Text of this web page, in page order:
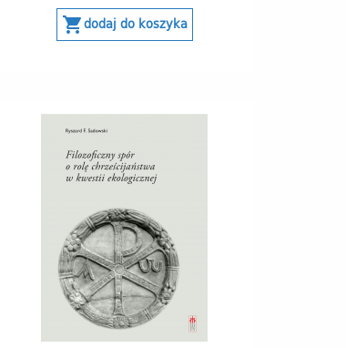
shopping_cartdodaj do koszyka